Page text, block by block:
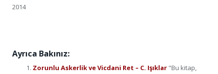
2014
Ayrıca Bakınız:
Zorunlu Askerlik ve Vicdani Ret – C. Işıklar "Bu kitap,